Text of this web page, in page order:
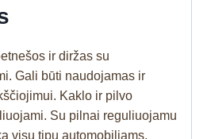
ir diržas su
Gali būti naudojamas ir
Kaklo ir pilvo
Su pilnai reguliuojamu
visų tipų automobiliams,